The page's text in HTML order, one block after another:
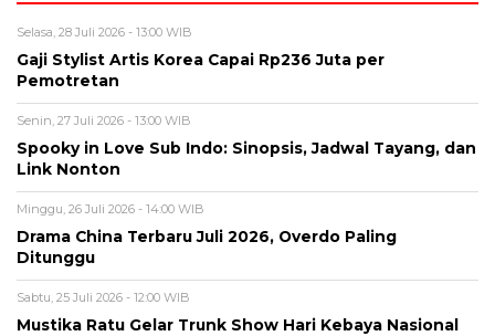
Selasa, 28 Juli 2026 - 13:00 WIB
Gaji Stylist Artis Korea Capai Rp236 Juta per
Pemotretan
Senin, 27 Juli 2026 - 13:00 WIB
Spooky in Love Sub Indo: Sinopsis, Jadwal Tayang, dan
Link Nonton
Minggu, 26 Juli 2026 - 14:00 WIB
Drama China Terbaru Juli 2026, Overdo Paling
Ditunggu
Sabtu, 25 Juli 2026 - 12:00 WIB
Mustika Ratu Gelar Trunk Show Hari Kebaya Nasional